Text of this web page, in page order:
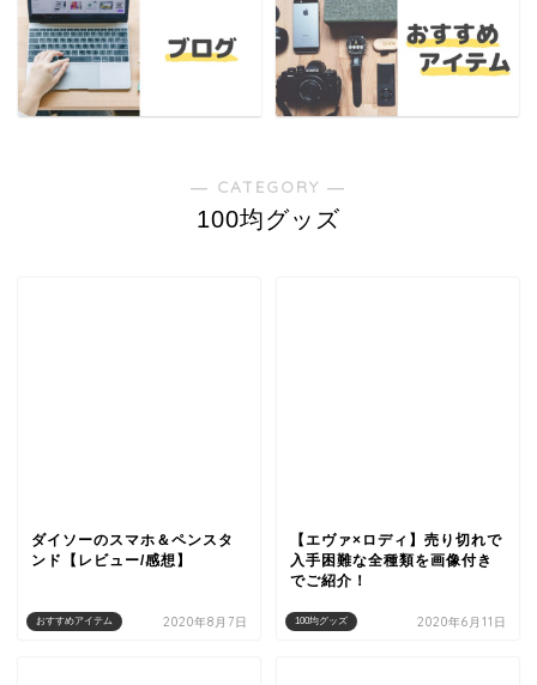
― CATEGORY ―
100均グッズ
おすすめアイテム
ダイソーのスマホ＆ペンスタ
ンド【レビュー/感想】
2020年8月7日 100均グッズ
【エヴァ×ロディ】売り切れで
入手困難な全種類を画像付き
でご紹介！
2020年6月11日